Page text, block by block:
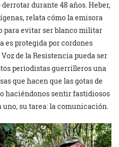
durante 48 años. Heber,
relata cómo la emisora
para evitar ser blanco militar
es protegida por cordones
de la Resistencia pueda ser
periodistas guerrilleros una
que hacen que las gotas de
haciéndonos sentir fastidiosos
su tarea: la comunicación.